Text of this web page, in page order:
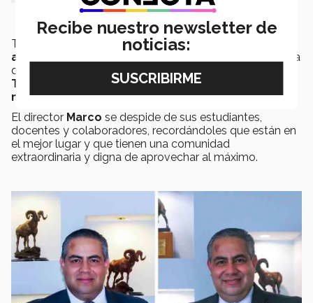
Tras un periodo de muchasexperiencias
aprendizajes “tremendos”
, el director Marco destaca
que lo que más
aprecia de lacomunidad Tec
Tampico
calidez, transparencia, sencillez,
nobleza y alegría de su gente.
El director Marco se despide de sus estudiantes,
docentes y colaboradores, recordándoles que están en
el mejor lugar y que tienen una comunidad
extraordinaria y digna de aprovechar al máximo.
Recibe nuestro newsletter de
noticias: